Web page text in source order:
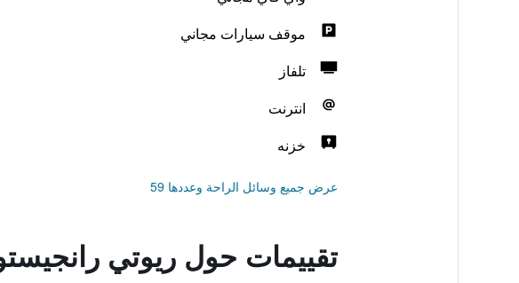
موقف سيارات مجاني
تلفاز
انترنت
خزنه
عرض جميع وسائل الراحة وعددها 59
تقييمات حول ريوتي